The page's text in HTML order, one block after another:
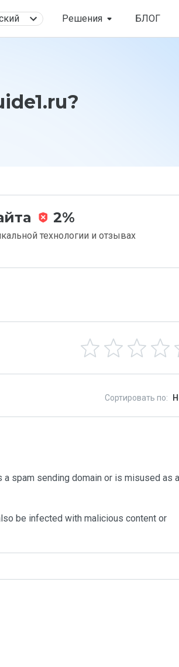
Решения БЛОГ
2%
технологии и отзывах
Сортировать по:
spam sending domain or is misused as a
be infected with malicious content or